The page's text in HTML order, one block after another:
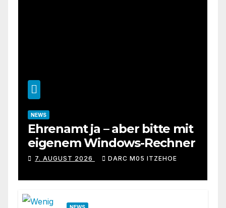
NEWS
Ehrenamt ja – aber bitte mit
eigenem Windows-Rechner
7. AUGUST 2026 DARC M05 ITZEHOE